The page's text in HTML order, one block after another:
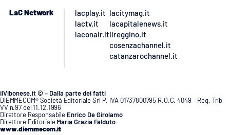
LaC Network
lacplay.it
lactv.it
laconair.it
lacitymag.it
lacapitalenews.it
ilreggino.it
cosenzachannel.it
catanzarochannel.it
ilVibonese.it © – Dalla parte dei fatti
DIEMMECOM® Società Editoriale Srl P. IVA 01737800795 R.O.C. 4049 – Reg. Trib
VV n.97 del 11.12.1996
Direttore Responsabile Enrico De Girolamo
Direttore Editoriale Maria Grazia Falduto
www.diemmecom.it